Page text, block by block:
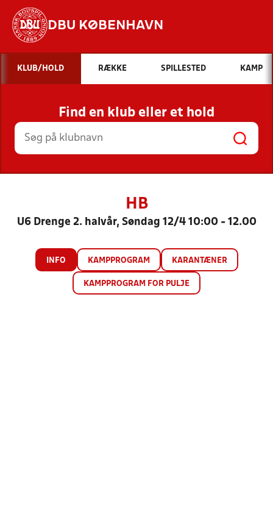
DBU KØBENHAVN
Hvad vil du søge efter?
INDHOLD OG NYHEDER
STILLINGER, RESULTATER, KLUBBER OG
HOLD
KLUB/HOLD RÆKKE SPILLESTED KAMP
Find en klub eller et hold
HB
U6 Drenge 2. halvår, Søndag 12/4 10:00 - 12.00
INFO KAMPPROGRAM KARANTÆNER
KAMPPROGRAM FOR PULJE